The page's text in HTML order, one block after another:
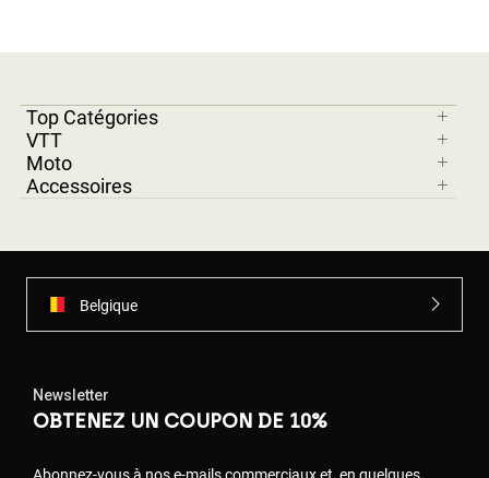
Top Catégories
VTT
Moto
Accessoires
Belgique
Newsletter
OBTENEZ UN COUPON DE 10%